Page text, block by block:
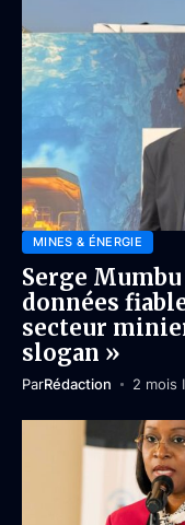
MINES & ÉNERGIE
Serge Mumbu
données
secteur
slogan »
ParRédaction 2 mois